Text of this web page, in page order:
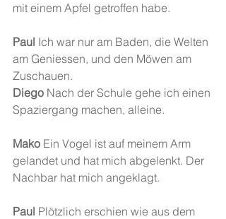
mit einem Apfel getroffen habe.
Paul Ich war nur am Baden, die Welten
am Geniessen, und den Möwen am
Zuschauen.
Diego Nach der Schule gehe ich einen
Spaziergang machen, alleine.
Mako Ein Vogel ist auf meinem Arm
gelandet und hat mich abgelenkt. Der
Nachbar hat mich angeklagt.
Paul Plötzlich erschien wie aus dem